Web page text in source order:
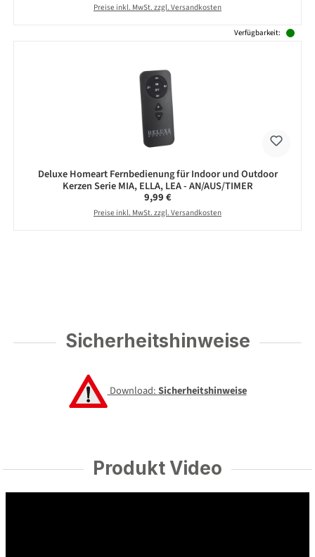
Preise inkl. MwSt. zzgl. Versandkosten
Verfügbarkeit:
Deluxe Homeart Fernbedienung für Indoor und Outdoor
Kerzen Serie MIA, ELLA, LEA - AN/AUS/TIMER
Regulärer Preis:
9,99 €
Preise inkl. MwSt. zzgl. Versandkosten
Sicherheitshinweise
Download:Sicherheitshinweise
Produkt Video